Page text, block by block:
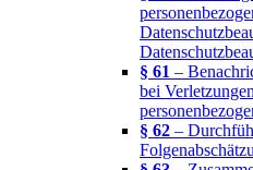
§ 61 –
bei
§ 62 –